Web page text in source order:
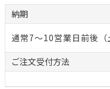
納期
通常7～10営業日前後（
ご注文受付方法